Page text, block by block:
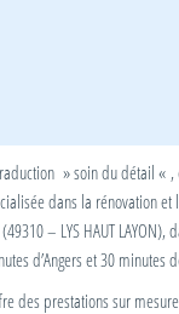
» soin du détail « ,
dans la rénovation
– LYS HAUT
d’Angers et 30 minutes
des prestations sur